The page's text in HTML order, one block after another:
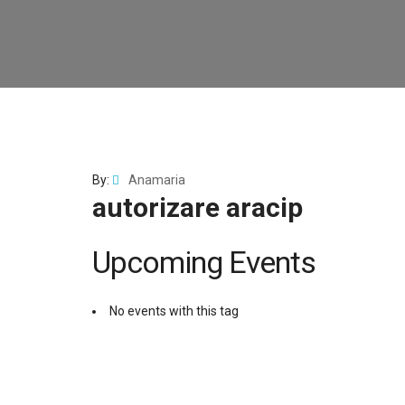
By: Anamaria
autorizare aracip
Upcoming Events
No events with this tag